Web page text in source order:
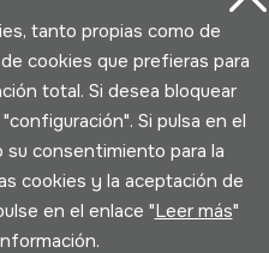
cookies
tanto propias como de
cookies que prefieras para
total. Si desea bloquear
Si pulsa en el
consentimiento para la
cookies y la aceptación de
en el enlace "Leer más"